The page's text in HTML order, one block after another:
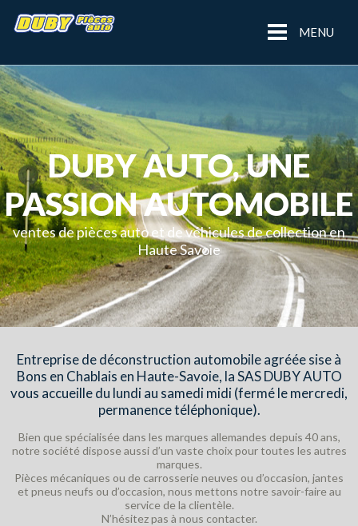
MENU
DUBY AUTO, UNE
PASSION AUTOMOBILE
ventes de pièces auto et de véhicules de collection en
Haute Savoie
Entreprise de déconstruction automobile agréée sise à
Bons en Chablais en Haute-Savoie, la SAS DUBY AUTO
vous accueille du lundi au samedi midi (fermé le mercredi,
permanence téléphonique).
Bien que spécialisée dans les marques allemandes depuis 40 ans,
notre société dispose aussi d’un vaste choix pour toutes les autres
marques.
Pièces mécaniques ou de carrosserie neuves ou d’occasion, jantes
et pneus neufs ou d’occasion, nous mettons notre savoir-faire au
service de la clientèle.
N’hésitez pas à nous contacter.